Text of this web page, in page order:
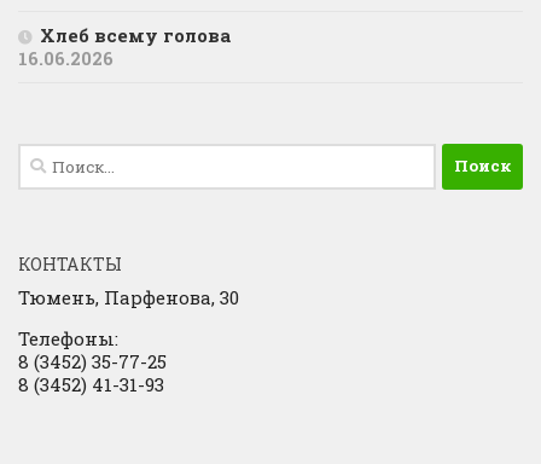
Хлеб всему голова
16.06.2026
Найти:
КОНТАКТЫ
Тюмень, Парфенова, 30
Телефоны:
8 (3452) 35-77-25
8 (3452) 41-31-93